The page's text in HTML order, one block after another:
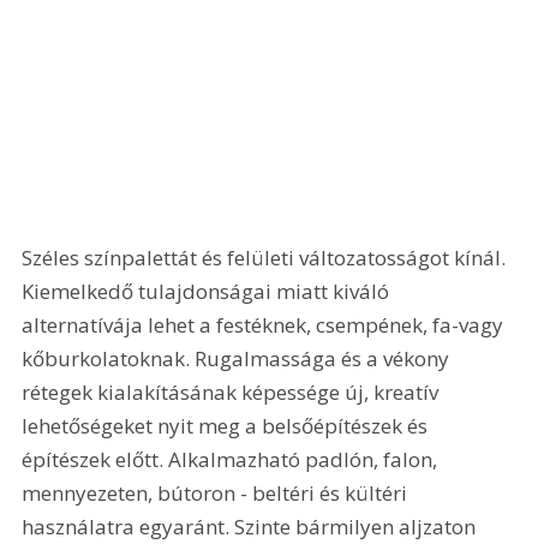
Széles színpalettát és felületi változatosságot kínál.
Kiemelkedő tulajdonságai miatt kiváló
alternatívája lehet a festéknek, csempének, fa-vagy
kőburkolatoknak. Rugalmassága és a vékony
rétegek kialakításának képessége új, kreatív
lehetőségeket nyit meg a belsőépítészek és
építészek előtt. Alkalmazható padlón, falon,
mennyezeten, bútoron - beltéri és kültéri
használatra egyaránt. Szinte bármilyen aljzaton